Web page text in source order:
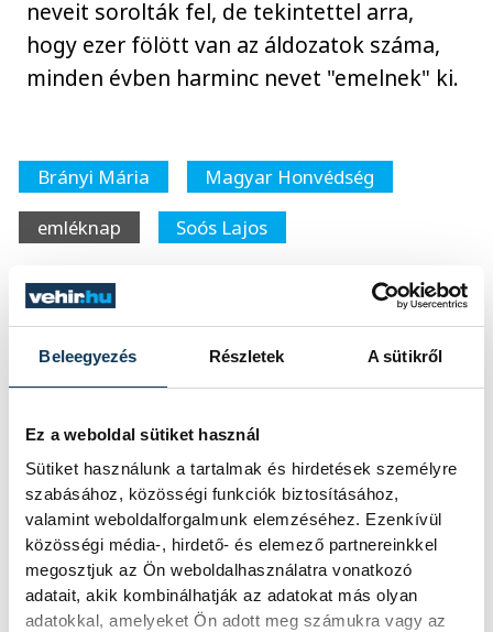
Beleegyezés Részletek A sütikről
Ez a weboldal sütiket használ
Sütiket használunk a tartalmak és hirdetések személyre
szabásához, közösségi funkciók biztosításához,
valamint weboldalforgalmunk elemzéséhez. Ezenkívül
közösségi média-, hirdető- és elemező partnereinkkel
megosztjuk az Ön weboldalhasználatra vonatkozó
adatait, akik kombinálhatják az adatokat más olyan
adatokkal, amelyeket Ön adott meg számukra vagy az
neveit sorolták fel, de tekintettel arra,
hogy ezer fölött van az áldozatok száma,
minden évben harminc nevet "emelnek" ki.
Brányi Mária
Magyar Honvédség
emléknap
Soós Lajos
Szabó
Eszter
FOTÓS
Simon